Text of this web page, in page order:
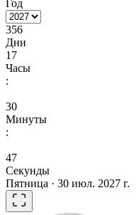
Год
356
Дни
17
Часы
:
30
Минуты
:
47
Секунды
Пятница · 30 июл. 2027 г.